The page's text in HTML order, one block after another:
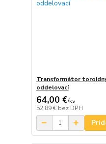
Transformátor
oddelovací
64,00 €/ks
52,89 € bez DPH